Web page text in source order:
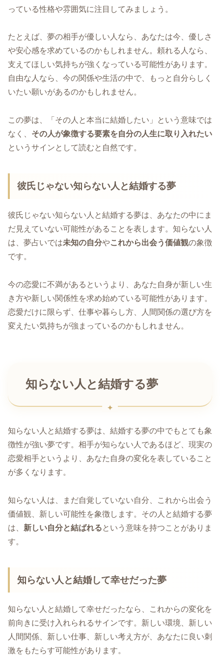
っている性格や雰囲気に注目してみましょう。
たとえば、夢の相手が優しい人なら、あなたは今、優しさ
や安心感を求めているのかもしれません。頼れる人なら、
支えてほしい気持ちが強くなっている可能性があります。
自由な人なら、今の関係や生活の中で、もっと自分らしく
いたい願いがあるのかもしれません。
この夢は、「その人と本当に結婚したい」という意味では
なく、 その人が象徴する要素を自分の人生に取り入れたい
というサインとして読むと自然です。
彼氏じゃない知らない人と結婚する夢
彼氏じゃない知らない人と結婚する夢は、あなたの中にま
だ見えていない可能性があることを表します。知らない人
は、夢占いでは未知の自分やこれから出会う価値観の象徴
です。
今の恋愛に不満があるというより、あなた自身が新しい生
き方や新しい関係性を求め始めている可能性があります。
恋愛だけに限らず、仕事や暮らし方、人間関係の選び方を
変えたい気持ちが強まっているのかもしれません。
知らない人と結婚する夢
知らない人と結婚する夢は、結婚する夢の中でもとても象
徴性が強い夢です。相手が知らない人であるほど、現実の
恋愛相手というより、あなた自身の変化を表していること
が多くなります。
知らない人は、まだ自覚していない自分、これから出会う
価値観、新しい可能性を象徴します。その人と結婚する夢
は、 新しい自分と結ばれるという意味を持つことがありま
す。
知らない人と結婚して幸せだった夢
知らない人と結婚して幸せだったなら、これからの変化を
前向きに受け入れられるサインです。新しい環境、新しい
人間関係、新しい仕事、新しい考え方が、あなたに良い刺
激をもたらす可能性があります。